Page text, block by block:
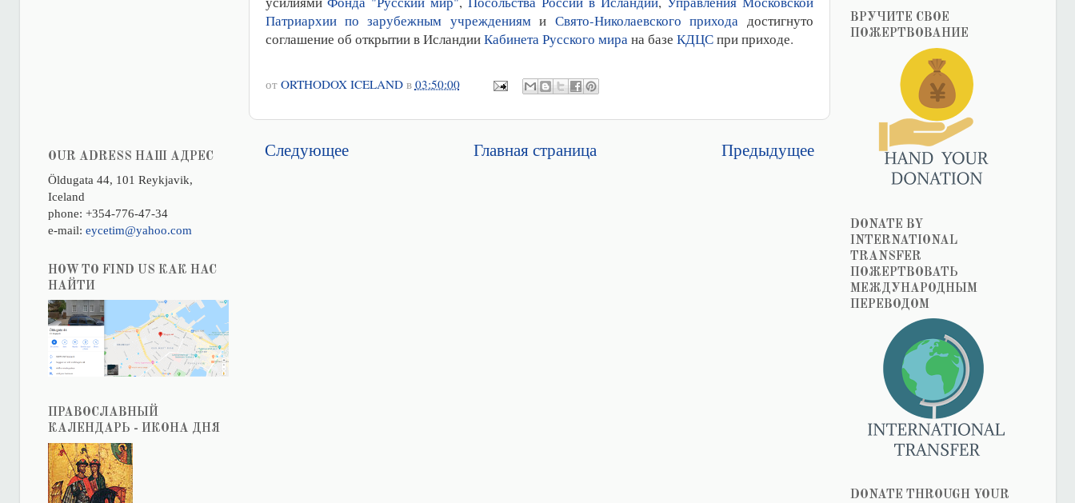
Патриархии по зарубежным учреждениями Свято-Николаевского прихода достигнуто
соглашение об открытии в ИсландииКабинета Русского мирана базе КДЦСпри приходе.
от ORTHODOX ICELAND в 03:50:00
Следующее Предыдущее
Главная страница
OUR ADRESS НАШ АДРЕС
Öldugata 44, 101 Reykjavik,
Iceland
phone: +354-776-47-34
e-mail: eycetim@yahoo.com
HOW TO FIND US КАК НАС
НАЙТИ
ПРАВОСЛАВНЫЙ
КАЛЕНДАРЬ - ИКОНА ДНЯ
ВРУЧИТЕ СВОЕ
ПОЖЕРТВОВАНИЕ
DONATE BY
INTERNATIONAL
TRANSFER
ПОЖЕРТВОВАТЬ
МЕЖДУНАРОДНЫМ
ПЕРЕВОДОМ
DONATE THROUGH YOUR